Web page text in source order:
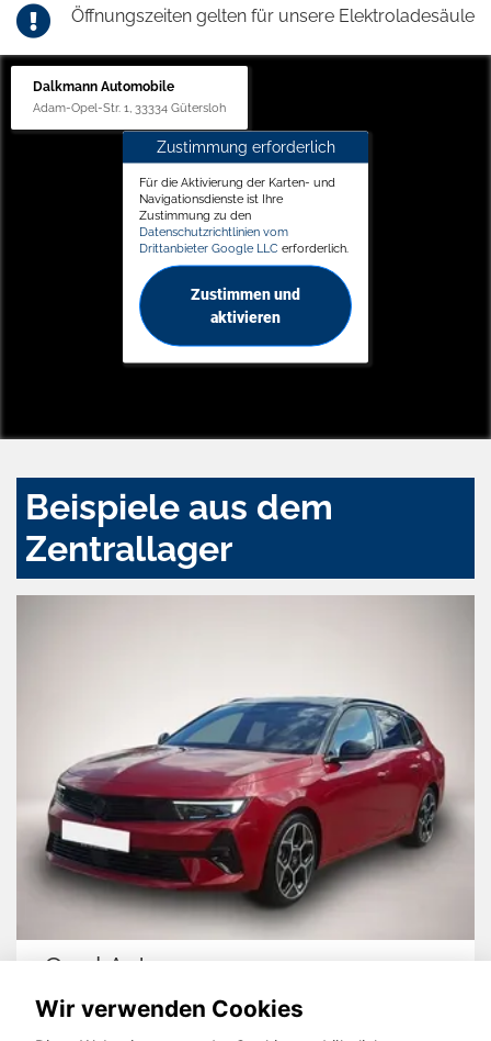
Öffnungszeiten gelten für unsere Elektroladesäule
Dalkmann Automobile
Adam-Opel-Str. 1, 33334 Gütersloh
Zustimmung erforderlich
Für die Aktivierung der Karten- und
Navigationsdienste ist Ihre
Zustimmung zu den
Datenschutzrichtlinien vom
Drittanbieter Google LLC erforderlich.
Zustimmen und
aktivieren
Beispiele aus dem
Zentrallager
Opel Astra
Wir verwenden Cookies